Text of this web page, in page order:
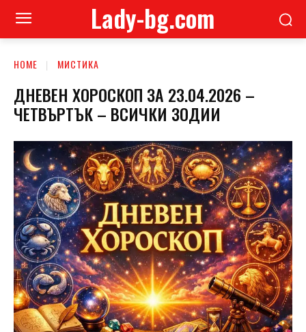
Lady-bg.com
HOME МИСТИКА
ДНЕВЕН ХОРОСКОП ЗА 23.04.2026 –
ЧЕТВЪРТЪК – ВСИЧКИ ЗОДИИ